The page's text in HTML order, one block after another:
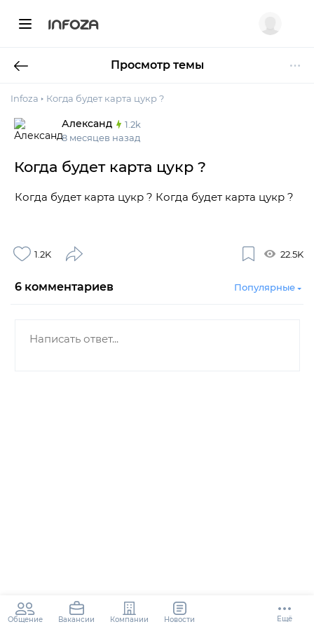
INFOZA
Просмотр темы
Infoza Когда будет карта цукр ?
Александ
1.2k
8 месяцев назад
Когда будет карта цукр ?
Когда будет карта цукр ? Когда будет карта цукр ?
1.2K 22.5K
6 комментариев Популярные
Общение Вакансии Компании Новости Ещё